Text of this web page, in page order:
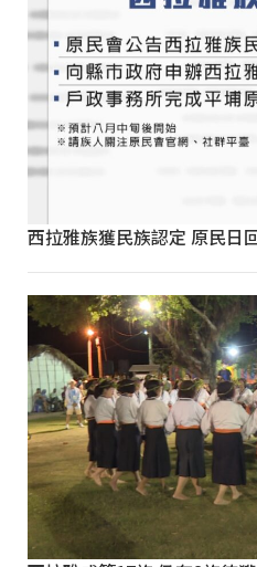
西拉雅族獲民族認定 原民日